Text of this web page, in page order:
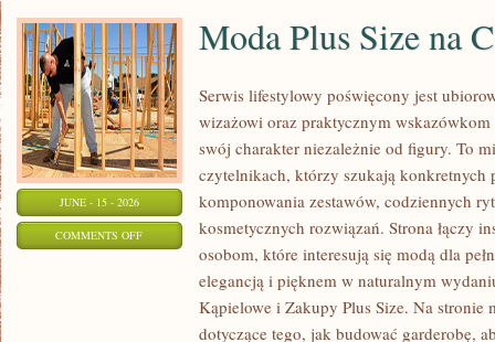
JUNE - 15 - 2026
COMMENTS OFFON
Moda Plus Size na
Serwis lifestylowy poświęcony jest
wizażowi oraz praktycznym
swój charakter niezależnie od figury. To
czytelnikach, którzy szukają konkretnych
komponowania zestawów, codziennych
kosmetycznych rozwiązań. Strona łączy
osobom, które interesują się modą dla
elegancją i pięknem w naturalnym
Kąpielowe i Zakupy Plus Size. Na stronie
dotyczące tego, jak budować garderobę,